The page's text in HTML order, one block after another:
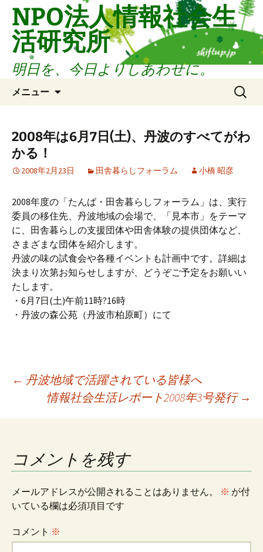
へ
キ
NPO法人情報社会生
活研究所
明日を、今日よりしあわせに。
メニュー
検
索:
2008年は6月7日(土)、丹波のすべてがわ
かる！
2008年2月23日 田舎暮らしフォーラム 小橋 昭彦
2008年度の「たんば・田舎暮らしフォーラム」は、実行
委員の移住先、丹波地域の会場で、「見本市」をテーマ
に、田舎暮らしの支援団体や田舎体験の提供団体など、
さまざまな団体を紹介します。
丹波の味の試食会や各種イベントも計画中です。詳細は
決まり次第お知らせしますが、どうぞご予定をお願いい
たします。
・6月7日(土)午前11時?16時
・丹波の森公苑（丹波市柏原町）にて
投
稿
ナ
ビ
ゲ
← 丹波地域で活躍されている皆様へ
情報社会生活レポート2008年3号発行 →
コメントを残す
メールアドレスが公開されることはありません。 ※ が付
いている欄は必須項目です
コメント ※